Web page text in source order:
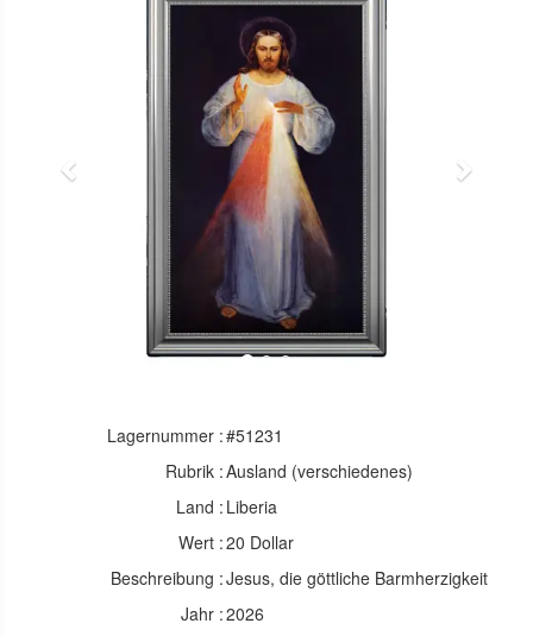
Previous Next
Lagernummer :#51231
Rubrik :Ausland (verschiedenes)
Land : Liberia
Wert :20 Dollar
Beschreibung :Jesus, die göttliche Barmherzigkeit
Jahr :2026